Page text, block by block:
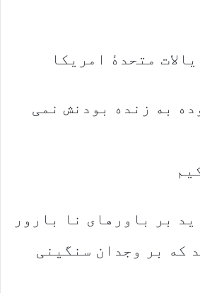
متحدهٔ امریکا
به زنده بودنش نمی
بر باورهای نا بارور
که بر وجدان سنگینی